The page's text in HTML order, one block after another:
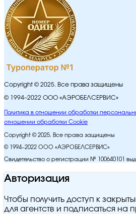
Copyright © 2025. Все права защищены
© 1994–2022 ООО «АЭРОБЕЛСЕРВИС»
Политика в отношении обработки
отношении обработки Cookie
Copyright © 2025. Все права защищены
© 1994–2022 ООО «АЭРОБЕЛСЕРВИС»
Свидетельство о регистрации № 100640101
Авторизация
Чтобы получить доступ к
для агентств и подписаться на